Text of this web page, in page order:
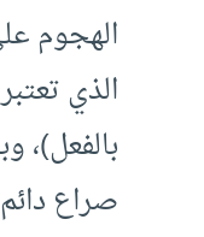
الهجوم
الذي
بالفعل)،
صراع